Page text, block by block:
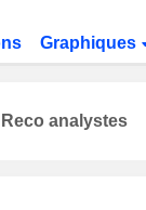
Graphiques
Reco analystes